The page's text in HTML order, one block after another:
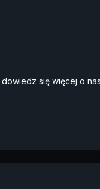
się więcej o nas